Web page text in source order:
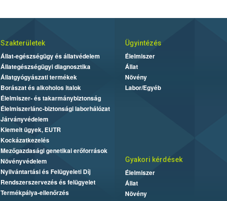
Szakterületek
Állat-egészségügy és állatvédelem
Állategészségügyi diagnosztika
Állatgyógyászati termékek
Borászat és alkoholos italok
Élelmiszer- és takarmánybiztonság
Élelmiszerlánc-biztonsági laborhálózat
Járványvédelem
Kiemelt ügyek, EUTR
Kockázatkezelés
Mezőgazdasági genetikai erőforrások
Növényvédelem
Nyilvántartási és Felügyeleti Díj
Rendszerszervezés és felügyelet
Termékpálya-ellenőrzés
Ügyintézés
Élelmiszer
Állat
Növény
Labor/Egyéb
Gyakori kérdések
Élelmiszer
Állat
Növény